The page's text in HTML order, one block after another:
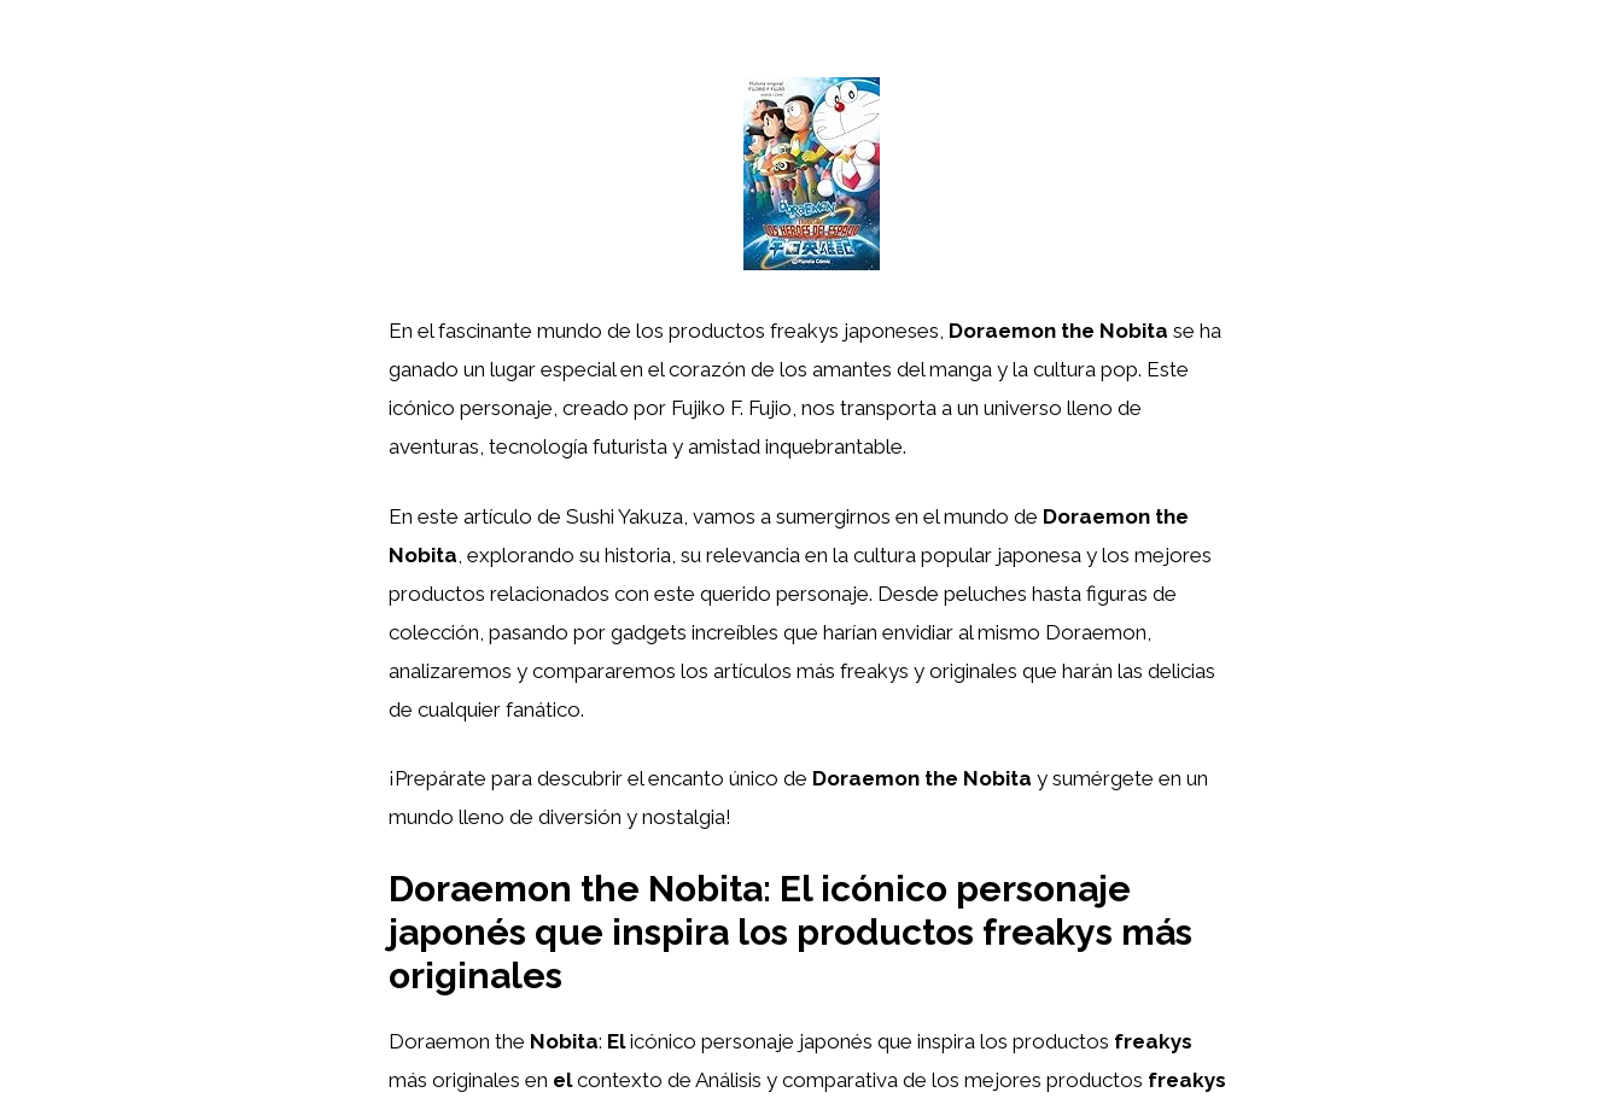
En el fascinante mundo de los productos freakys japoneses, Doraemon the Nobita se ha
ganado un lugar especial en el corazón de los amantes del manga y la cultura pop. Este
icónico personaje, creado por Fujiko F. Fujio, nos transporta a un universo lleno de
aventuras, tecnología futurista y amistad inquebrantable.
En este artículo de Sushi Yakuza, vamos a sumergirnos en el mundo de Doraemon the
Nobita , explorando su historia, su relevancia en la cultura popular japonesa y los mejores
productos relacionados con este querido personaje. Desde peluches hasta figuras de
colección, pasando por gadgets increíbles que harían envidiar al mismo Doraemon,
analizaremos y compararemos los artículos más freakys y originales que harán las delicias
de cualquier fanático.
¡Prepárate para descubrir el encanto único de Doraemon the Nobita y sumérgete en un
mundo lleno de diversión y nostalgia!
Doraemon the Nobita: El icónico personaje
japonés que inspira los productos freakys más
originales
Doraemon the Nobita: Elicónico personaje japonés que inspira los productos freakys
más originales en elcontexto de Análisis y comparativa de los mejores productos freakys